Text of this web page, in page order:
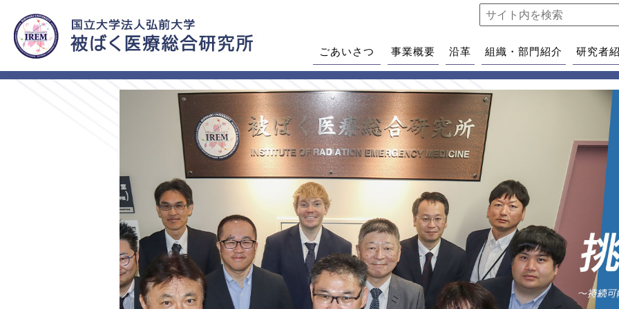
ごあいさつ 事業概要 沿革 組織・部門紹介 研究者